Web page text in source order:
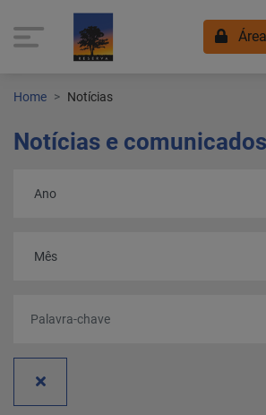
Home Notícias
Notícias e comunicados